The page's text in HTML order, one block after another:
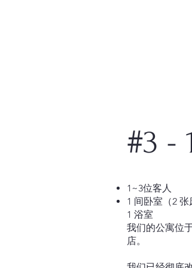
#3 -
1~3位客人
1 间卧室（2 张
1 浴室
我们的公寓位
店。